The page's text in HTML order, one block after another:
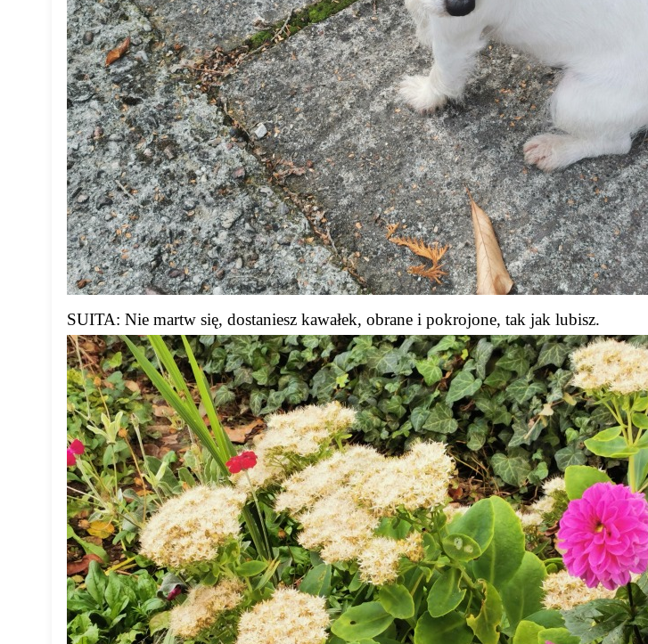
SUITA: Nie martw się, dostaniesz kawałek, obrane i pokrojone, tak jak lubisz.